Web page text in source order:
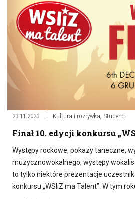
23.11.2023 Kultura i rozrywka, Studenci
Finał 10. edycji konkursu
Występy rockowe, pokazy taneczne,
muzycznowokalnego, występy
to tylko niektóre prezentacje
konkursu „WSIiZ ma Talent”. W tym